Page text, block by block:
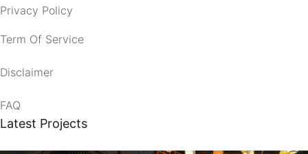
Privacy Policy
Term Of Service
Disclaimer
FAQ
Latest Projects